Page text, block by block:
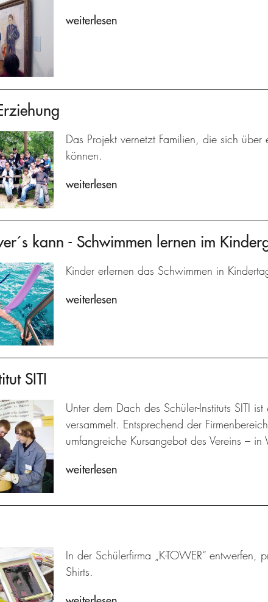
weiterlesen
Das Projekt vernetzt Familien, die sich
können.
weiterlesen
kann - Schwimmen lernen im
Kinder erlernen das Schwimmen in
weiterlesen
SITI
Unter dem Dach des Schüler-Instituts SITI
versammelt. Entsprechend der
umfangreiche Kursangebot des Vereins –
weiterlesen
In der Schülerfirma „K-TOWER“ entwerfen,
Shirts.